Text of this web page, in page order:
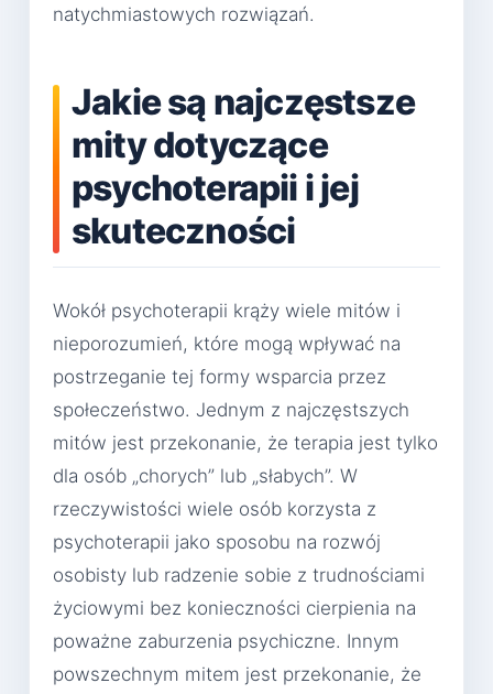
natychmiastowych rozwiązań.
Jakie są najczęstsze
mity dotyczące
psychoterapii i jej
skuteczności
Wokół psychoterapii krąży wiele mitów i
nieporozumień, które mogą wpływać na
postrzeganie tej formy wsparcia przez
społeczeństwo. Jednym z najczęstszych
mitów jest przekonanie, że terapia jest tylko
dla osób „chorych” lub „słabych”. W
rzeczywistości wiele osób korzysta z
psychoterapii jako sposobu na rozwój
osobisty lub radzenie sobie z trudnościami
życiowymi bez konieczności cierpienia na
poważne zaburzenia psychiczne. Innym
powszechnym mitem jest przekonanie, że